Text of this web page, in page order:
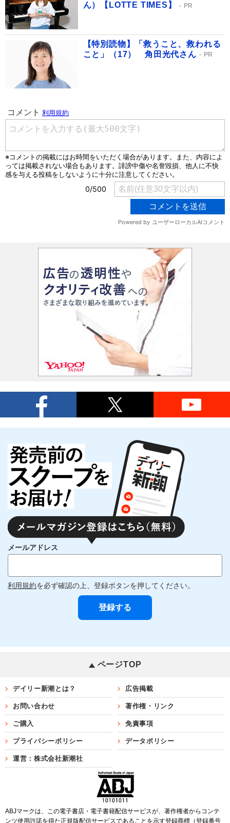
ん）【LOTTE TIMES】
PR
【特別読物】「救うこと、救われる
こと」（17） 角田光代さん
PR
メールアドレス
利用規約を必ず確認の上、登録ボタンを押してください。
ページTOP
デイリー新潮とは？ 広告掲載
お問い合わせ 著作権・リンク
ご購入 免責事項
プライバシーポリシー データポリシー
運営：株式会社新潮社
ABJマークは、この電子書店・電子書籍配信サービスが、著作権者からコンテ
ンツ使用許諾を得た正規版配信サービスであることを示す登録商標（登録番号